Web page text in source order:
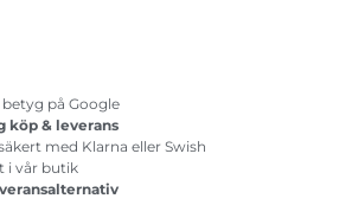
på Google
köp & leverans
med Klarna eller Swish
i vår butik